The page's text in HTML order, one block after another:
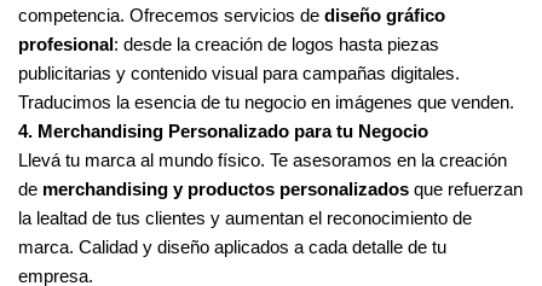
competencia. Ofrecemos servicios de diseño gráfico
profesional: desde la creación de logos hasta piezas
publicitarias y contenido visual para campañas digitales.
Traducimos la esencia de tu negocio en imágenes que venden.
4. Merchandising Personalizado para tu Negocio
Llevá tu marca al mundo físico. Te asesoramos en la creación
de merchandising y productos personalizados que refuerzan
la lealtad de tus clientes y aumentan el reconocimiento de
marca. Calidad y diseño aplicados a cada detalle de tu
empresa.